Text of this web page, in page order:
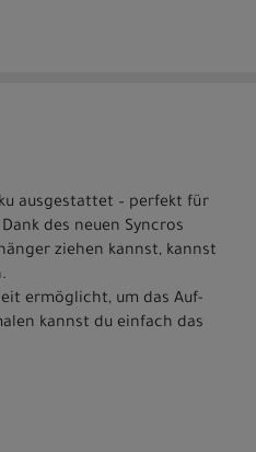
ausgestattet – perfekt für
des neuen Syncros
ziehen kannst, kannst
ermöglicht, um das Auf-
kannst du einfach das